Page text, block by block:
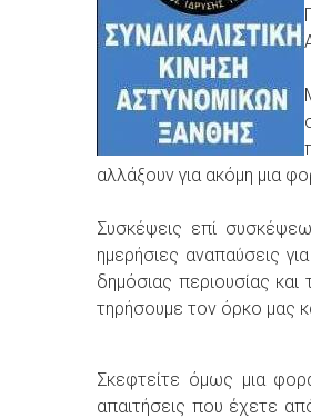
αλλάξουν για ακόμη μια
Συσκέψεις επί
ημερήσιες αναπαύσεις
δημόσιας περιουσίας
τηρήσουμε τον όρκο μας
Σκεφτείτε όμως μια
απαιτήσεις που έχετε